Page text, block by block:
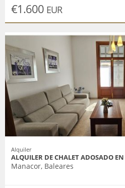
€1.600 EUR
Alquiler
ALQUILER DE CHALET ADOSADO
Manacor, Baleares